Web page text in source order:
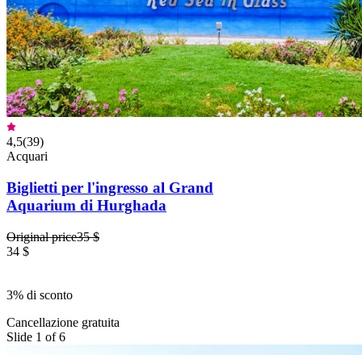
4,5(39)
Acquari
Biglietti per l'ingresso al Grand
Aquarium di Hurghada
Original price35 $
34 $
3% di sconto
Cancellazione gratuita
Slide 1 of 6